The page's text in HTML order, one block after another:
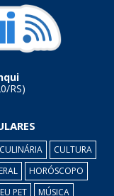
RS)
CULINÁRIA
CULTURA
HORÓSCOPO
PET MÚSICA